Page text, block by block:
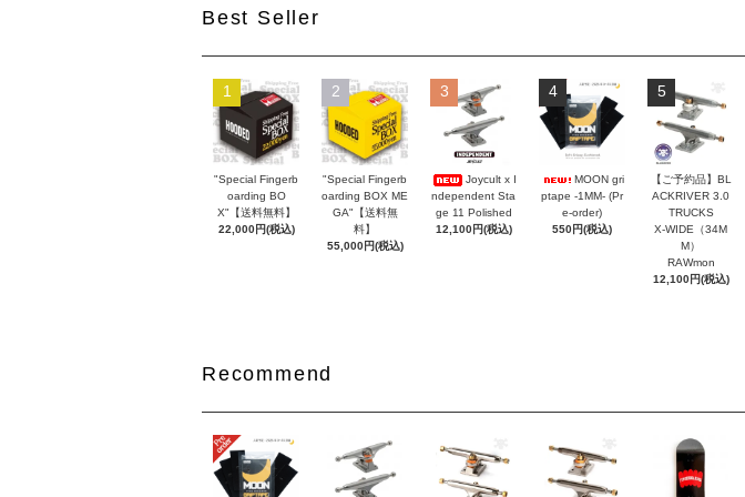
Best Seller
1
"Special Fingerb
oarding BO
X"【送料無料】
22,000円(税込)
2
"Special Fingerb
oarding BOX ME
GA"【送料無
料】
55,000円(税込)
3
Joycult x I
ndependent Sta
ge 11 Polished
12,100円(税込)
4
MOON gri
ptape -1MM- (Pr
e-order)
550円(税込)
5
【ご予約品】BL
ACKRIVER 3.0
TRUCKS
X-WIDE（34M
M）
RAWmon
12,100円(税込)
Recommend